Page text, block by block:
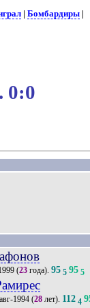
|Бомбардиры
0:0
(23 года).95 5 95 5
1994 (28 лет). 112 4